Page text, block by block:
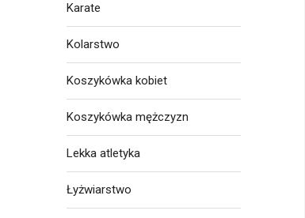
Karate
Kolarstwo
Koszykówka kobiet
Koszykówka mężczyzn
Lekka atletyka
Łyżwiarstwo